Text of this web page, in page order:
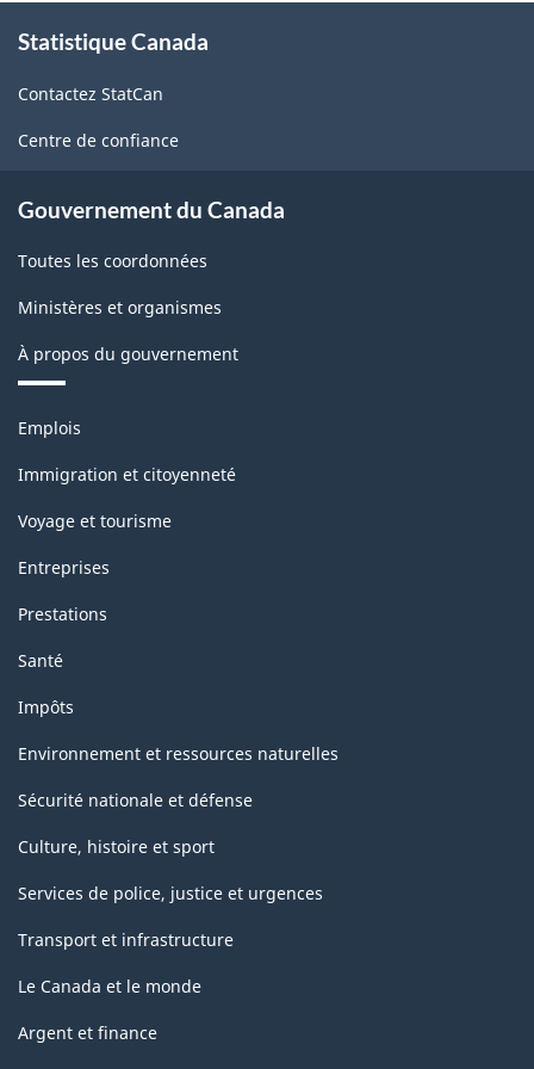
propos
ce
site
Statistique Canada
Contactez StatCan
Centre de confiance
Gouvernement du Canada
Toutes les coordonnées
Ministères et organismes
À propos du gouvernement
Thèmes
sujets
Emplois
Immigration et citoyenneté
Voyage et tourisme
Entreprises
Prestations
Santé
Impôts
Environnement et ressources naturelles
Sécurité nationale et défense
Culture, histoire et sport
Services de police, justice et urgences
Transport et infrastructure
Le Canada et le monde
Argent et finance